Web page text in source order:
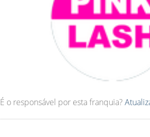
É o responsável por esta franquia?